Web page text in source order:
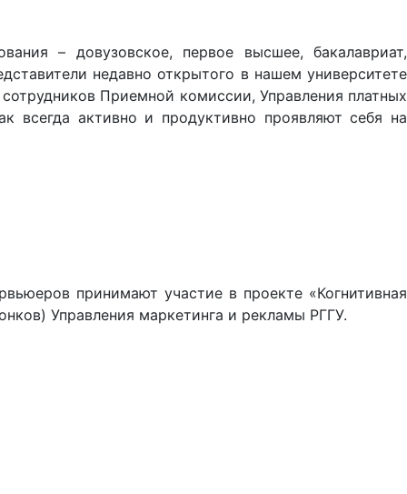
– довузовское, первое высшее, бакалавриат,
недавно открытого в нашем университете
Приемной комиссии, Управления платных
всегда активно и продуктивно проявляют себя на
принимают участие в проекте «Когнитивная
Управления маркетинга и рекламы РГГУ.